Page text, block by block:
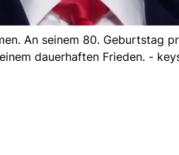
An seinem 80. Geburtstag
dauerhaften Frieden. -